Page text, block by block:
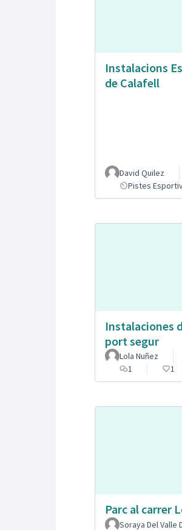
Instalacions
de Calafell
David Quilez
Pistes
Instalaciones
port segur
Lola Nuñez
1
1
Parc al carrer
Soraya Del Valle